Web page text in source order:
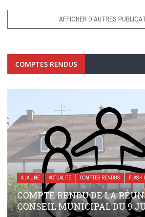
AFFICHER D’AUTRES
COMPTES RENDUS
A LA UNE ACTUALITÉ COMPTES RENDUS FLASH
COMPTE RENDU DE LA
CONSEIL MUNICIPAL DU 9